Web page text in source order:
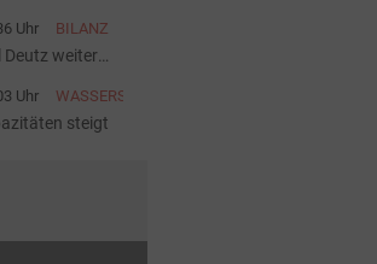
Uhr BILANZ
Deutz weiter
Uhr WASSERSTOFF
steigt